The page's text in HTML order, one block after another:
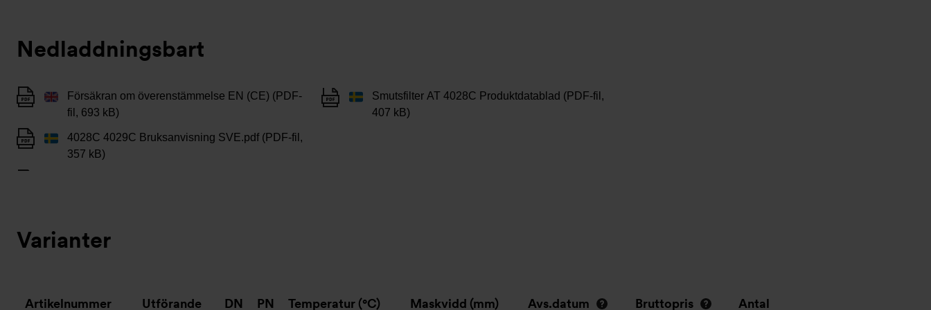
Nedladdningsbart
Försäkran om överenstämmelse EN (CE) (PDF-
fil, 693 kB)
4028C 4029C Bruksanvisning SVE.pdf (PDF-fil,
357 kB)
Smutsfilter AT 4028C Produktdatablad (PDF-fil,
407 kB)
Varianter
Artikelnummer Utförande DN PN Temperatur (°C) Maskvidd (mm) Avs.datum Bruttopris Antal